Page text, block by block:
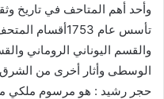
وأحد أهم المتاحف في تاريخ
تأسس عام
والقسم اليوناني الروماني
الوسطى وأثار أخرى من الشرق
حجر رشيد : هو مرسوم ملكي